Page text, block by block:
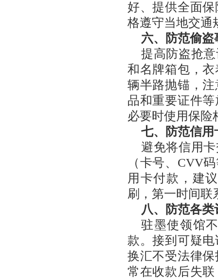
好、提供全面
格遵守当地交通
六、防范偷盗
提高防盗抢
和名牌箱包，
辆半路抛锚，
品和重要证件
必要时使用保险
七、防范信用
避免将信用
（卡号、CVV
用卡付款，建
刷，第一时间联
八、防范各类
驻墨使领馆
款。接到可疑
换汇不受法律
常在收款后失